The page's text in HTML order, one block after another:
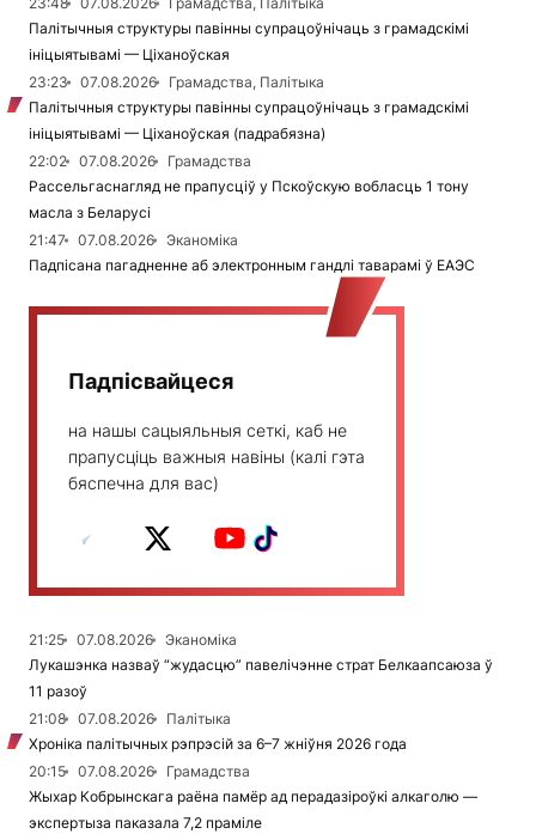
Палітычныя структуры павінны супрацоўнічаць з грамадскімі
ініцыятывамі — Ціханоўская
23:23
07.08.2026
Грамадства, Палітыка
Палітычныя структуры павінны супрацоўнічаць з грамадскімі
ініцыятывамі — Ціханоўская (падрабязна)
22:02
07.08.2026
Грамадства
Рассельгаснагляд не прапусціў у Пскоўскую вобласць 1 тону
масла з Беларусі
21:47
07.08.2026
Эканоміка
Падпісана пагадненне аб электронным гандлі таварамі ў ЕАЭС
Падпісвайцеся
на нашы сацыяльныя сеткі, каб не
прапусціць важныя навіны (калі гэта
бяспечна для вас)
21:25 07.08.2026
Эканоміка
Лукашэнка назваў “жудасцю” павелічэнне страт Белкаапсаюза ў
11 разоў
21:08
07.08.2026
Палітыка
Хроніка палітычных рэпрэсій за 6–7 жніўня 2026 года
20:15
07.08.2026
Грамадства
Жыхар Кобрынскага раёна памёр ад перадазіроўкі алкаголю —
экспертыза паказала 7,2 праміле